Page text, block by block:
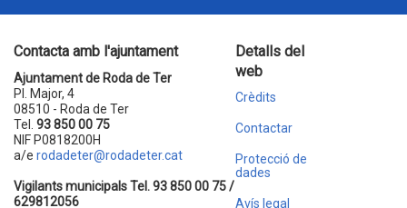
Contacta amb l'ajuntament
Ajuntament de Roda de Ter
Pl. Major, 4
08510 - Roda de Ter
Tel. 93 850 00 75
NIF P0818200H
a/e rodadeter@rodadeter.cat
Vigilants municipals Tel. 93 850 00 75 /
629812056
Detalls del
web
Crèdits
Contactar
Protecció de
dades
Avís legal